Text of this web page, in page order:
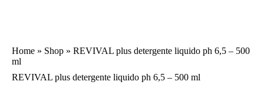
Home » Shop » REVIVAL plus detergente liquido ph 6,5 – 500
ml
REVIVAL plus detergente liquido ph 6,5 – 500 ml